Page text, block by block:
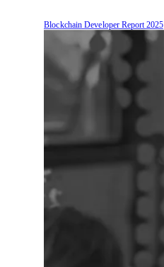
Blockchain Developer Report 2025